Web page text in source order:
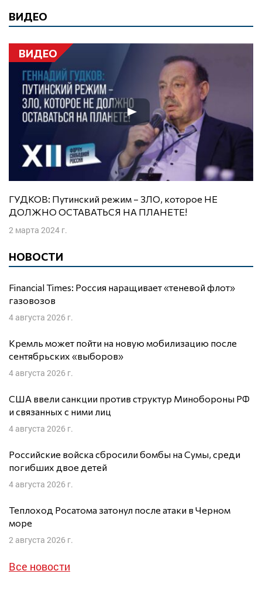
ВИДЕО
ВИДЕО
ГУДКОВ: Путинский режим – ЗЛО, которое НЕ
ДОЛЖНО ОСТАВАТЬСЯ НА ПЛАНЕТЕ!
2 марта 2024 г.
НОВОСТИ
Financial Times: Россия наращивает «теневой флот»
газовозов
4 августа 2026 г.
Кремль может пойти на новую мобилизацию после
сентябрьских «выборов»
4 августа 2026 г.
США ввели санкции против структур Минобороны РФ
и связанных с ними лиц
4 августа 2026 г.
Российские войска сбросили бомбы на Сумы, среди
погибших двое детей
4 августа 2026 г.
Теплоход Росатома затонул после атаки в Черном
море
2 августа 2026 г.
Все новости